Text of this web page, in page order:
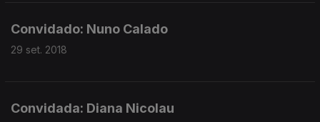
Convidado: Nuno Calado
29 set. 2018
Convidada: Diana Nicolau